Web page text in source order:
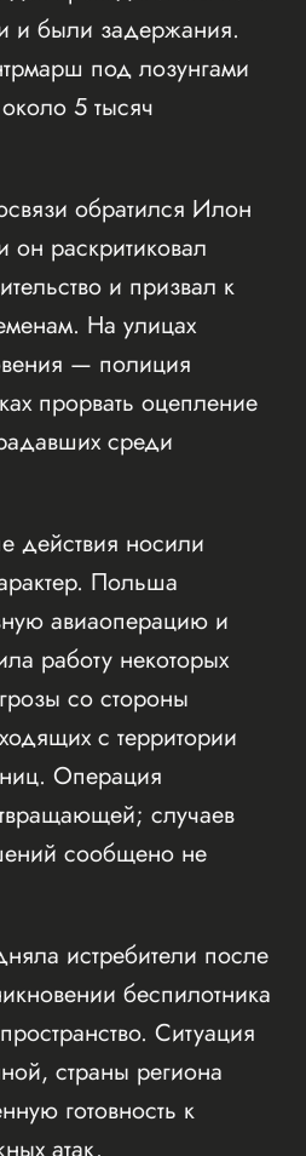
и были задержания.
под лозунгами
5 тысяч
обратился Илон
раскритиковал
и призвал к
На улицах
— полиция
прорвать оцепление
среди
действия носили
Польша
авиаоперацию и
работу некоторых
со стороны
с территории
Операция
случаев
сообщено не
истребители после
беспилотника
Ситуация
страны региона
готовность к